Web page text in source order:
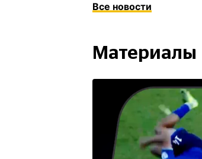
Все новости
Материалы